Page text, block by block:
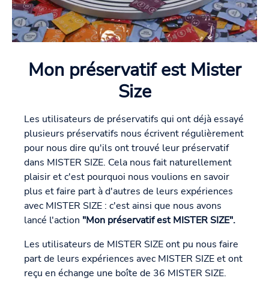
Mon préservatif est Mister
Size
Les utilisateurs de préservatifs qui ont déjà essayé
plusieurs préservatifs nous écrivent régulièrement
pour nous dire qu'ils ont trouvé leur préservatif
dans MISTER SIZE. Cela nous fait naturellement
plaisir et c'est pourquoi nous voulions en savoir
plus et faire part à d'autres de leurs expériences
avec MISTER SIZE : c'est ainsi que nous avons
lancé l'action "Mon préservatif est MISTER SIZE".
Les utilisateurs de MISTER SIZE ont pu nous faire
part de leurs expériences avec MISTER SIZE et ont
reçu en échange une boîte de 36 MISTER SIZE.